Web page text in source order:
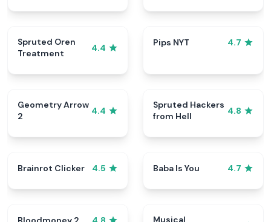
Spruted Oren
Treatment
4.4
Pips NYT 4.7
Geometry Arrow
2
4.4
Spruted Hackers
from Hell
4.8
Brainrot Clicker 4.5 Baba Is You 4.7
Musical